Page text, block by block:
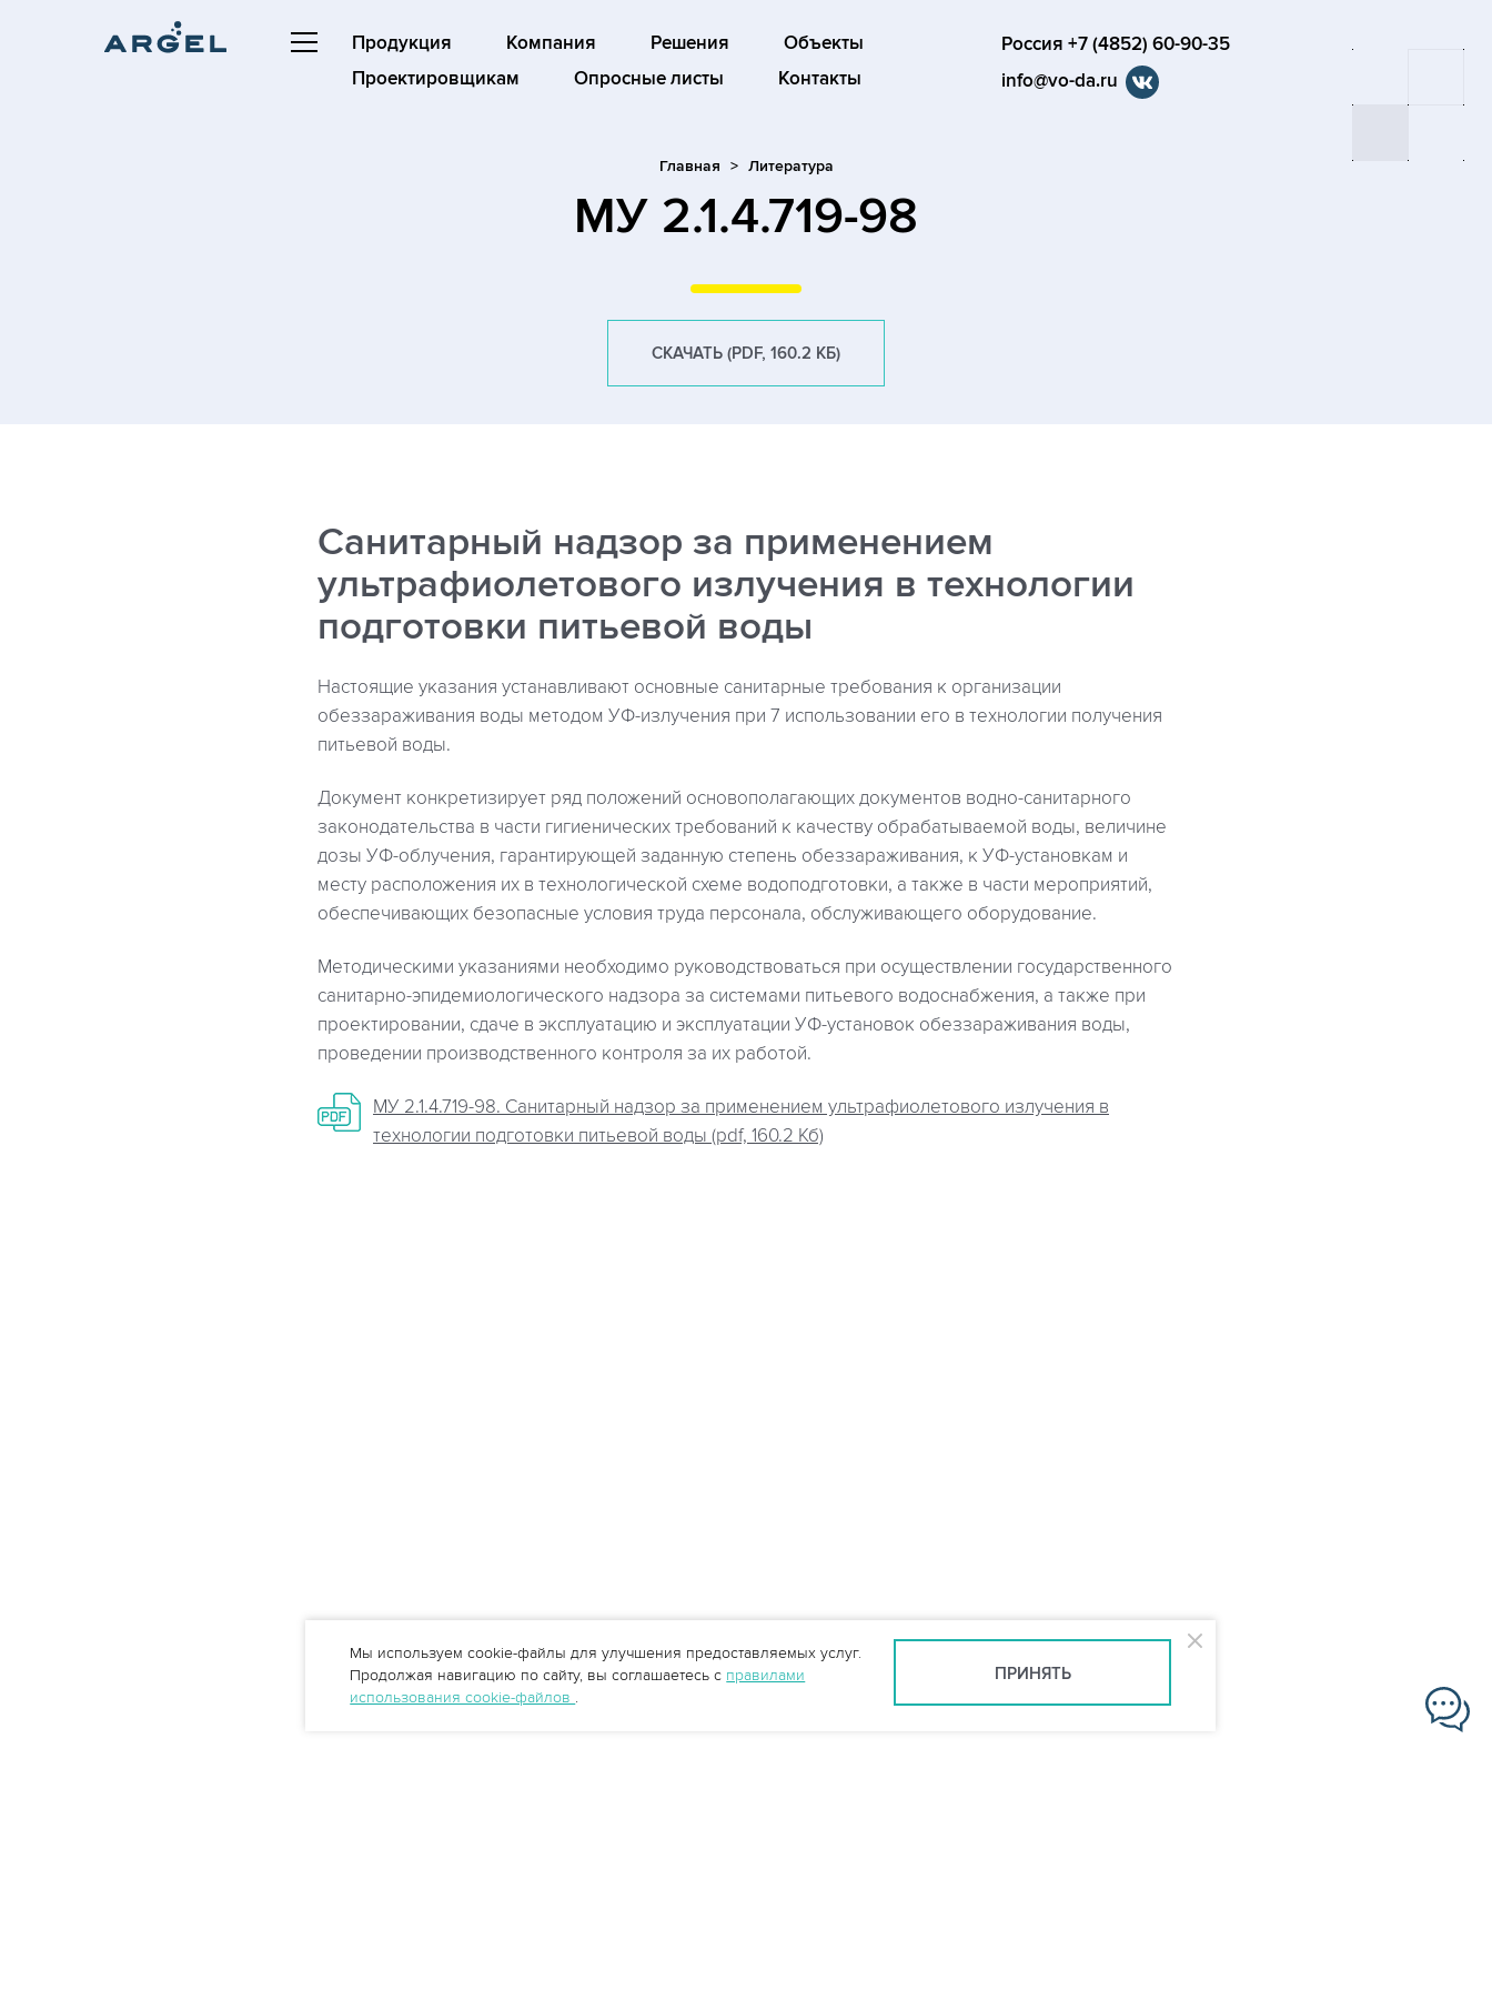
Продукция Компания Решения
Объекты
Проектировщикам
Опросные листы Контакты
Россия +7 (4852) 60-90-35
info@vo-da.ru
Главная Литература
МУ 2.1.4.719-98
СКАЧАТЬ (PDF, 160.2 КБ)
Санитарный надзор за применением
ультрафиолетового излучения в технологии
подготовки питьевой воды
Настоящие указания устанавливают основные санитарные требования к организации
обеззараживания воды методом УФ-излучения при 7 использовании его в технологии получения
питьевой воды.
Документ конкретизирует ряд положений основополагающих документов водно-санитарного
законодательства в части гигиенических требований к качеству обрабатываемой воды, величине
дозы УФ-облучения, гарантирующей заданную степень обеззараживания, к УФ-установкам и
месту расположения их в технологической схеме водоподготовки, а также в части мероприятий,
обеспечивающих безопасные условия труда персонала, обслуживающего оборудование.
Методическими указаниями необходимо руководствоваться при осуществлении государственного
санитарно-эпидемиологического надзора за системами питьевого водоснабжения, а также при
проектировании, сдаче в эксплуатацию и эксплуатации УФ-установок обеззараживания воды,
проведении производственного контроля за их работой.
МУ 2.1.4.719-98. Санитарный надзор за применением ультрафиолетового излучения в
технологии подготовки питьевой воды (pdf, 160.2 Кб)
Мы используем cookie-файлы для улучшения предоставляемых услуг.
Продолжая навигацию по сайту, вы соглашаетесь с правилами
использования cookie-файлов .
ПРИНЯТЬ